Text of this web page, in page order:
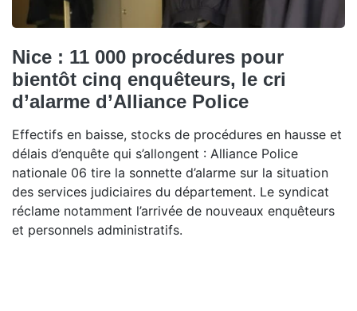
Nice : 11 000 procédures pour
bientôt cinq enquêteurs, le cri
d’alarme d’Alliance Police
Effectifs en baisse, stocks de procédures en hausse et
délais d’enquête qui s’allongent : Alliance Police
nationale 06 tire la sonnette d’alarme sur la situation
des services judiciaires du département. Le syndicat
réclame notamment l’arrivée de nouveaux enquêteurs
et personnels administratifs.